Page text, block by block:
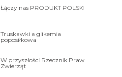
Łączy nas PRODUKT POLSKI
Truskawki a glikemia
poposiłkowa
W przyszłości Rzecznik Praw
Zwierząt